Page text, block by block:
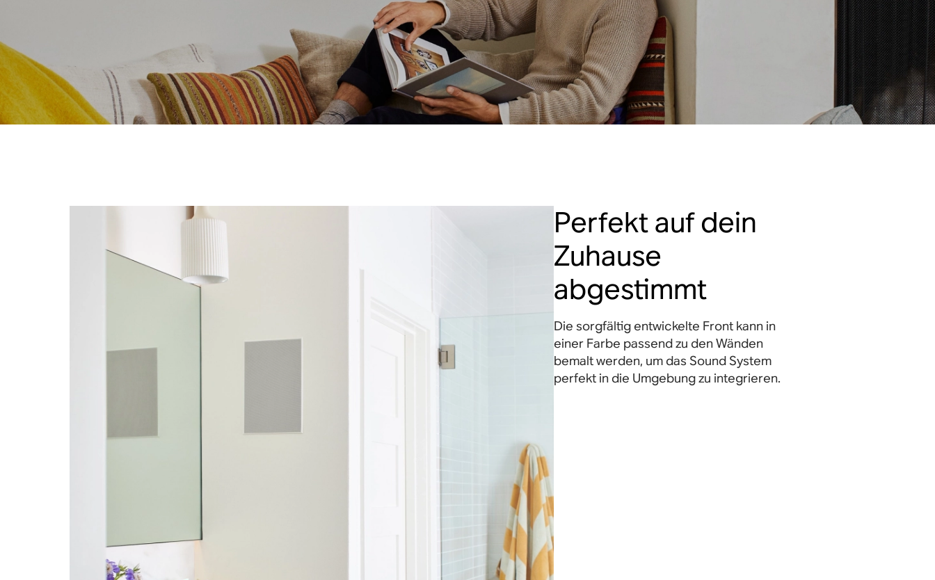
Perfekt auf dein
Zuhause
abgestimmt
Die sorgfältig entwickelte Front kann in
einer Farbe passend zu den Wänden
bemalt werden, um das Sound System
perfekt in die Umgebung zu integrieren.